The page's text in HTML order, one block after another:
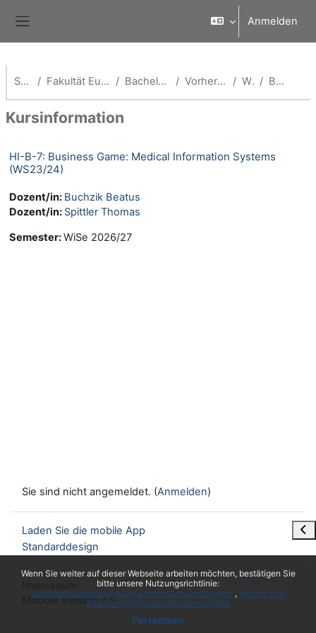
Wenn Sie weiter auf dieser Webseite arbeiten möchten, bestätigen Sie
bitte unsere Nutzungsrichtlinie:
Datenschutzerklärung/Data Protection Declaration
Rechte und
Pflichten/Rights and Responsibilities
Fortsetzen
Anmelden
Startseite Fakultät European Campus Rottal-Inn Bachelor Health Informatics Vorherige Semester(HI-B) WS 23/24 Beschreibung
Kursinformation
HI-B-7: Business Game: Medical Information Systems
(WS23/24)
Dozent/in: Buchzik Beatus
Dozent/in: Spittler Thomas
Semester:WiSe 2026/27
Sie sind nicht angemeldet. (Anmelden)
Laden Sie die mobile App
Standarddesign
Moodle Version 4.5